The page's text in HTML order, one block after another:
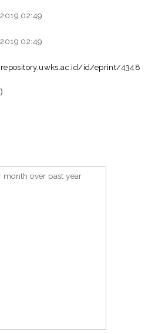
02:49
02:49
id/eprint/4348
month over past year